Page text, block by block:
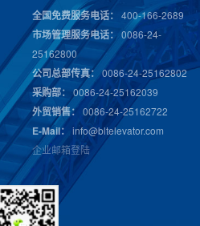
全国免费服务电话： 400-166-2689
市场管理服务电话：0086-24-
25162800
公司总部传真： 0086-24-25162802
采购部： 0086-24-25162039
外贸销售： 0086-24-25162722
E-Mail： info@bltelevator.com
企业邮箱登陆